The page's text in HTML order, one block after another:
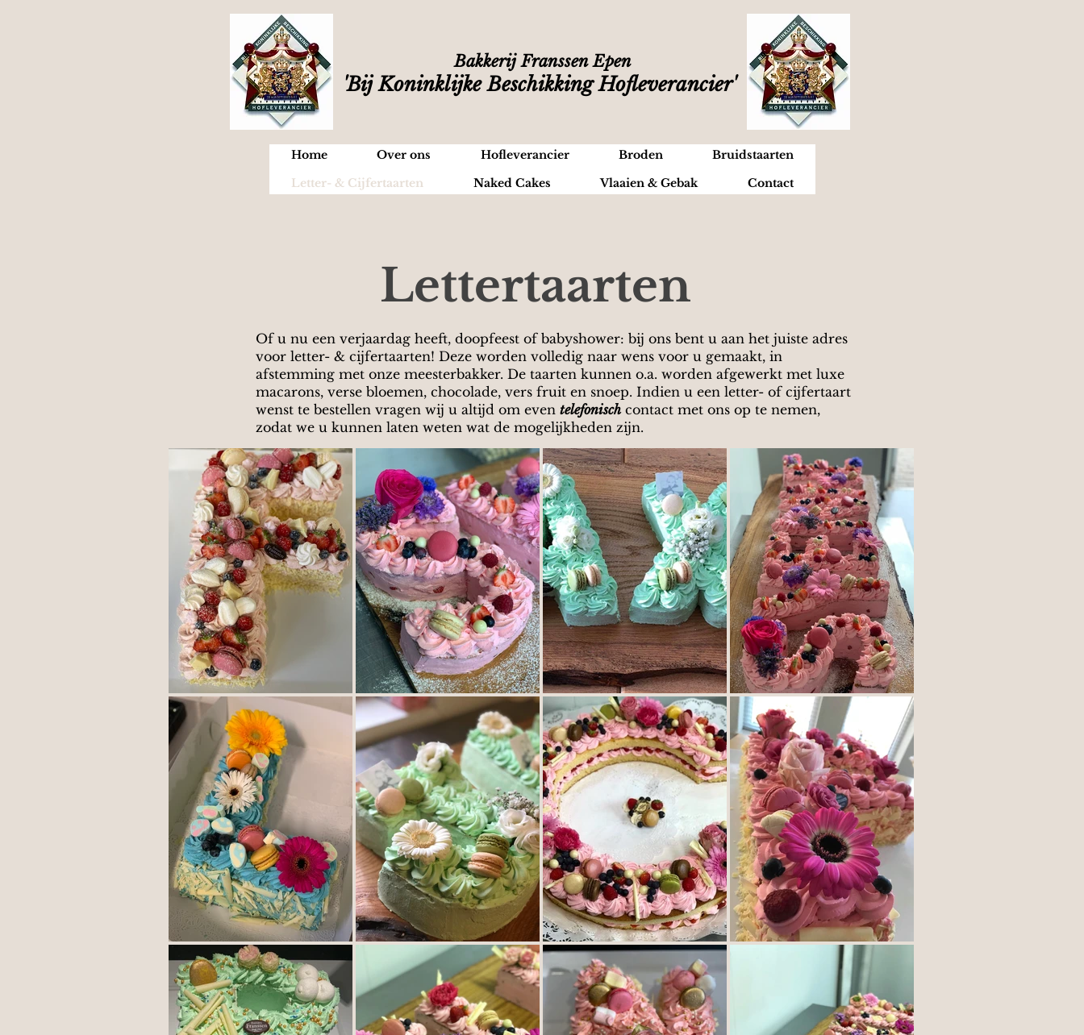
Bakkerij Franssen Epen
'Bij Koninklijke Beschikking Hofleverancier'
Home Over ons Hofleverancier Broden
Bruidstaarten
Letter- & Cijfertaarten
Naked Cakes Vlaaien & Gebak Contact
Lettertaarten
Of u nu een verjaardag heeft, doopfeest of babyshower: bij ons bent u aan het juiste adres
voor letter- & cijfertaarten! Deze worden volledig naar wens voor u gemaakt, in
afstemming met onze meesterbakker. De taarten kunnen o.a. worden afgewerkt met luxe
macarons, verse bloemen, chocolade, vers fruit en snoep. Indien u een letter- of cijfertaart
wenst te bestellen vragen wij u altijd om even telefonischcontact met ons op te nemen,
zodat we u kunnen laten weten wat de mogelijkheden zijn.